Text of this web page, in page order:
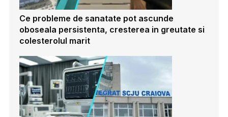
Ce probleme de sanatate pot ascunde
oboseala persistenta, cresterea in greutate si
colesterolul marit